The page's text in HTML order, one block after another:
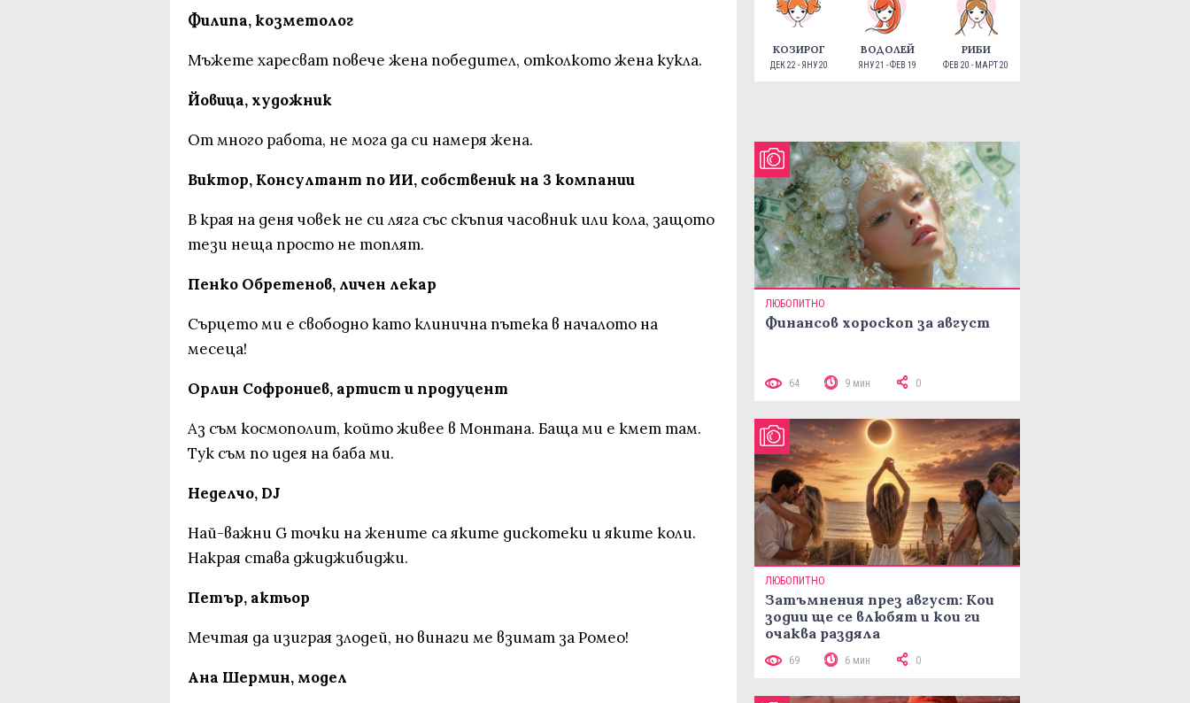
Филипа, козметолог
Мъжете харесват повече жена победител, отколкото жена кукла.
Йовица, художник
От много работа, не мога да си намеря жена.
Виктор, Консултант по ИИ, собственик на 3 компании
В края на деня човек не си ляга със скъпия часовник или кола, защото
тези неща просто не топлят.
Пенко Обретенов, личен лекар
Сърцето ми е свободно като клинична пътека в началото на
месеца!
Орлин Софрониев, артист и продуцент
Аз съм космополит, който живее в Монтана. Баща ми е кмет там.
Тук съм по идея на баба ми.
Неделчо, DJ
Най-важни G точки на жените са яките дискотеки и яките коли.
Накрая става джиджибиджи.
Петър, актьор
Мечтая да изиграя злодей, но винаги ме взимат за Ромео!
Ана Шермин, модел
КОЗИРОГ
ДЕК 22 - ЯНУ 20
ВОДОЛЕЙ
ЯНУ 21 - ФЕВ 19
РИБИ
ФЕВ 20 - МАРТ 20
ЛЮБОПИТНО
Финансов хороскоп за август
64 9 мин 0
ЛЮБОПИТНО
Затъмнения през август: Кои
зодии ще се влюбят и кои ги
очаква раздяла
69 6 мин 0